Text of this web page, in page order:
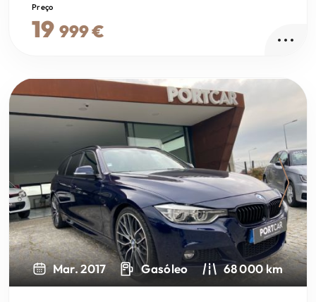
Preço
19 999 €
Next
Mar. 2017 Gasóleo 68 000 km